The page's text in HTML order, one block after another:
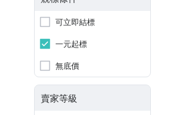
可立即結標
一元起標
無底價
賣家等級